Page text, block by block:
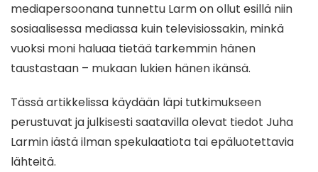
mediapersoonana tunnettu Larm on ollut esillä niin
sosiaalisessa mediassa kuin televisiossakin, minkä
vuoksi moni haluaa tietää tarkemmin hänen
taustastaan – mukaan lukien hänen ikänsä.
Tässä artikkelissa käydään läpi tutkimukseen
perustuvat ja julkisesti saatavilla olevat tiedot Juha
Larmin iästä ilman spekulaatiota tai epäluotettavia
lähteitä.